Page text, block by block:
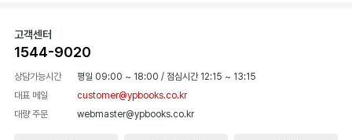
고객센터
1544-9020
상담가능시간 평일 09:00 ~ 18:00 / 점심시간 12:15 ~ 13:15
대표 메일
customer@ypbooks.co.kr
대량 주문
webmaster@ypbooks.co.kr